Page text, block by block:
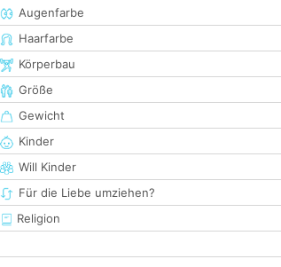
Augenfarbe
Haarfarbe
Körperbau
Größe
Gewicht
Kinder
Will Kinder
Für die Liebe umziehen?
Religion